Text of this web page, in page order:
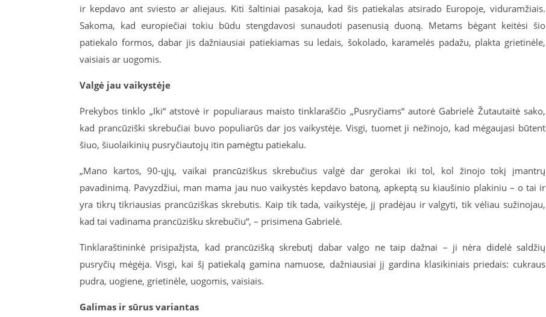
ir kepdavo ant sviesto ar aliejaus. Kiti šaltiniai pasakoja, kad šis patiekalas atsirado Europoje, viduramžiais.
Sakoma, kad europiečiai tokiu būdu stengdavosi sunaudoti pasenusią duoną. Metams bėgant keitėsi šio
patiekalo formos, dabar jis dažniausiai patiekiamas su ledais, šokolado, karamelės padažu, plakta grietinėle,
vaisiais ar uogomis.
Valgė jau vaikystėje
Prekybos tinklo „Iki“ atstovė ir populiaraus maisto tinklaraščio „Pusryčiams“ autorė Gabrielė Žutautaitė sako,
kad prancūziški skrebučiai buvo populiarūs dar jos vaikystėje. Visgi, tuomet ji nežinojo, kad mėgaujasi būtent
šiuo, šiuolaikinių pusryčiautojų itin pamėgtu patiekalu.
„Mano kartos, 90-ųjų, vaikai prancūziškus skrebučius valgė dar gerokai iki tol, kol žinojo tokį įmantrų
pavadinimą. Pavyzdžiui, man mama jau nuo vaikystės kepdavo batoną, apkeptą su kiaušinio plakiniu – o tai ir
yra tikrų tikriausias prancūziškas skrebutis. Kaip tik tada, vaikystėje, jį pradėjau ir valgyti, tik vėliau sužinojau,
kad tai vadinama prancūzišku skrebučiu“, – prisimena Gabrielė.
Tinklaraštininkė prisipažįsta, kad prancūzišką skrebutį dabar valgo ne taip dažnai – ji nėra didelė saldžių
pusryčių mėgėja. Visgi, kai šį patiekalą gamina namuose, dažniausiai jį gardina klasikiniais priedais: cukraus
pudra, uogiene, grietinėle, uogomis, vaisiais.
Galimas ir sūrus variantas